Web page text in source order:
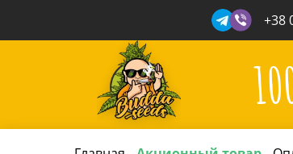
+38